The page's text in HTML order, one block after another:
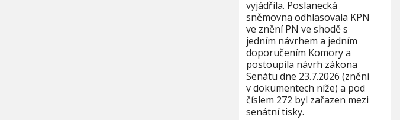
vyjádřila. Poslanecká
sněmovna odhlasovala KPN
ve znění PN ve shodě s
jedním návrhem a jedním
doporučením Komory a
postoupila návrh zákona
Senátu dne 23.7.2026 (znění
v dokumentech níže) a pod
číslem 272 byl zařazen mezi
senátní tisky.